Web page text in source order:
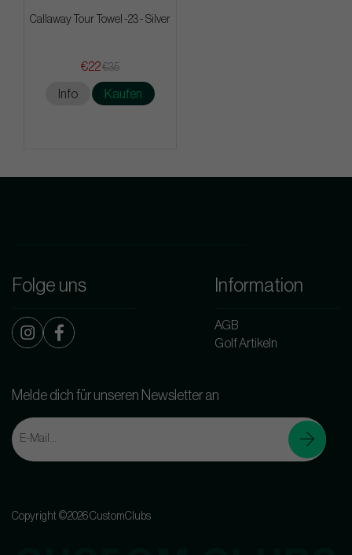
Callaway Tour Towel -23 - Silver
€22€35
Info Kaufen
Folge uns Information
AGB
Golf Artikeln
Melde dich für unseren Newsletter an
Copyright ©2026 CustomClubs